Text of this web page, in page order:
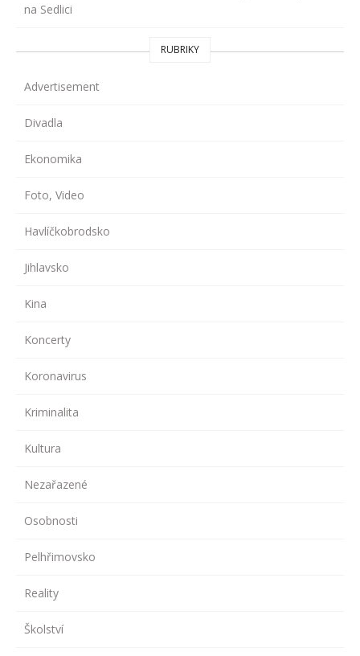
na Sedlici
RUBRIKY
Advertisement
Divadla
Ekonomika
Foto, Video
Havlíčkobrodsko
Jihlavsko
Kina
Koncerty
Koronavirus
Kriminalita
Kultura
Nezařazené
Osobnosti
Pelhřimovsko
Reality
Školství